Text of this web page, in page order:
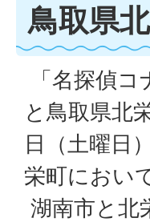
鳥取県
「名探偵
と鳥取県北
日（土曜日
栄町におい
湖南市と北